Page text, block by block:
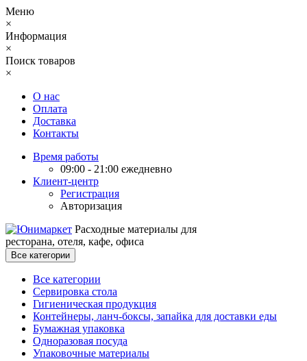
Меню
×
Информация
×
Поиск товаров
×
О нас
Оплата
Доставка
Контакты
Время работы
09:00 - 21:00 ежедневно
Клиент-центр
Регистрация
Авторизация
Расходные материалы для
ресторана, отеля, кафе, офиса
Все категории
Все категории
Сервировка стола
Гигиеническая продукция
Контейнеры, ланч-боксы, запайка для доставки еды
Бумажная упаковка
Одноразовая посуда
Упаковочные материалы